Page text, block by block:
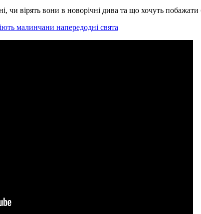
чи вірять вони в новорічні дива та що хочуть
малинчани напередодні свята